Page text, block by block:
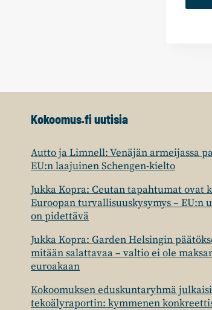
Kokoomus.fi uutisia
Autto ja Limnell: Venäjän armeijassa
EU:n laajuinen Schengen-kielto
Jukka Kopra: Ceutan tapahtumat ovat
Euroopan turvallisuuskysymys – EU:n
on pidettävä
Jukka Kopra: Garden Helsingin
mitään salattavaa – valtio ei ole
euroakaan
Kokoomuksen eduskuntaryhmä julkaisi
tekoälyraportin: kymmenen